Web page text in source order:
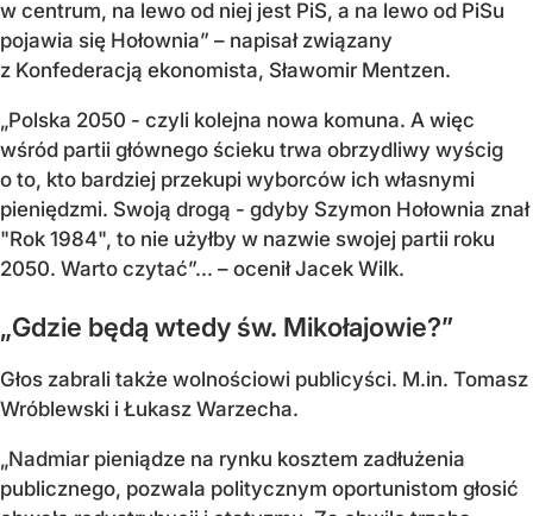
w centrum, na lewo od niej jest PiS, a na lewo od PiSu
pojawia się Hołownia” – napisał związany
z Konfederacją ekonomista, Sławomir Mentzen.
„Polska 2050 - czyli kolejna nowa komuna. A więc
wśród partii głównego ścieku trwa obrzydliwy wyścig
o to, kto bardziej przekupi wyborców ich własnymi
pieniędzmi. Swoją drogą - gdyby Szymon Hołownia znał
"Rok 1984", to nie użyłby w nazwie swojej partii roku
2050. Warto czytać”... – ocenił Jacek Wilk.
„Gdzie będą wtedy św. Mikołajowie?”
Głos zabrali także wolnościowi publicyści. M.in. Tomasz
Wróblewski i Łukasz Warzecha.
„Nadmiar pieniądze na rynku kosztem zadłużenia
publicznego, pozwala politycznym oportunistom głosić